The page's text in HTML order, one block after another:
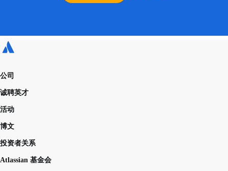
公司
诚聘英才
活动
博文
投资者关系
Atlassian 基金会